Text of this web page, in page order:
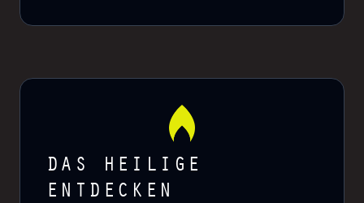
DAS HEILIGE
ENTDECKEN